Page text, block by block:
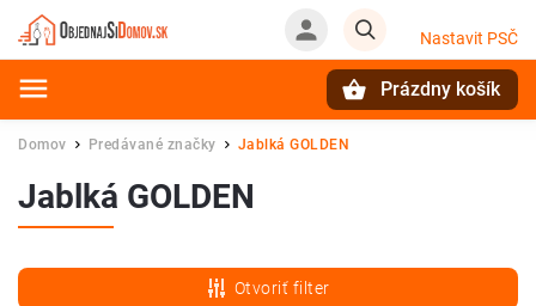
Nastavit PSČ
Prázdny košík
Domov / Predávané značky / Jablká GOLDEN
Jablká GOLDEN
Otvoriť filter